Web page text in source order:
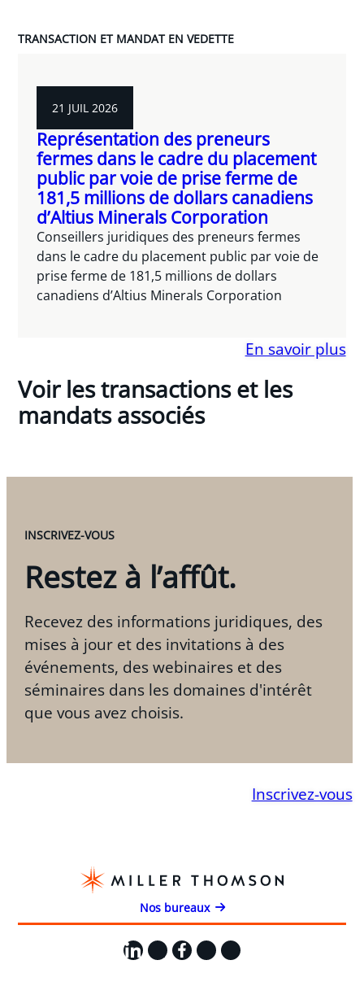
TRANSACTION ET MANDAT EN VEDETTE
21 JUIL 2026
Représentation des preneurs
fermes dans le cadre du placement
public par voie de prise ferme de
181,5 millions de dollars canadiens
d’Altius Minerals Corporation
Conseillers juridiques des preneurs fermes
dans le cadre du placement public par voie de
prise ferme de 181,5 millions de dollars
canadiens d’Altius Minerals Corporation
En savoir plus
Voir les transactions et les
mandats associés
INSCRIVEZ-VOUS
Restez à l’affût.
Recevez des informations juridiques, des
mises à jour et des invitations à des
événements, des webinaires et des
séminaires dans les domaines d'intérêt
que vous avez choisis.
Inscrivez-vous
Nos bureaux
LinkedIn
X Facebook
Instagram
YouTube